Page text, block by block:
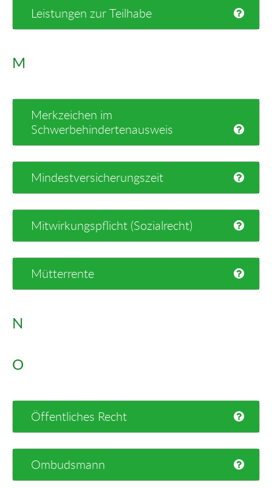
Leistungen zur Teilhabe
M
Merkzeichen im
Schwerbehindertenausweis
Mindestversicherungszeit
Mitwirkungspflicht (Sozialrecht)
Mütterrente
N
O
Öffentliches Recht
Ombudsmann